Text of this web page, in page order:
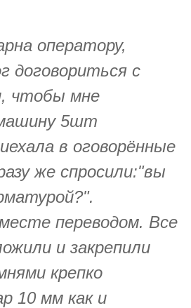
оператору,
договориться с
чтобы мне
5шт
в оговорённые
же спросили:"вы
переводом. Все
и закрепили
крепко
10 мм как и